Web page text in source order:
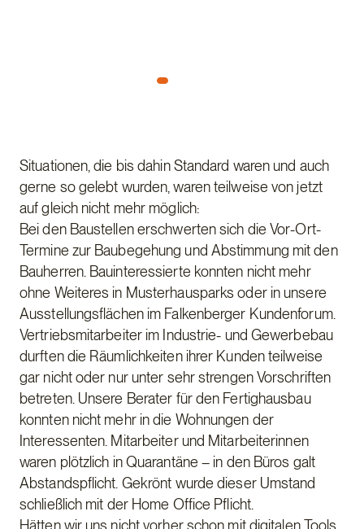
Situationen, die bis dahin Standard waren und auch
gerne so gelebt wurden, waren teilweise von jetzt
auf gleich nicht mehr möglich:
Bei den Baustellen erschwerten sich die Vor-Ort-
Termine zur Baubegehung und Abstimmung mit den
Bauherren. Bauinteressierte konnten nicht mehr
ohne Weiteres in Musterhausparks oder in unsere
Ausstellungsflächen im Falkenberger Kundenforum.
Vertriebsmitarbeiter im Industrie- und Gewerbebau
durften die Räumlichkeiten ihrer Kunden teilweise
gar nicht oder nur unter sehr strengen Vorschriften
betreten. Unsere Berater für den Fertighausbau
konnten nicht mehr in die Wohnungen der
Interessenten. Mitarbeiter und Mitarbeiterinnen
waren plötzlich in Quarantäne – in den Büros galt
Abstandspflicht. Gekrönt wurde dieser Umstand
schließlich mit der Home Office Pflicht.
Hätten wir uns nicht vorher schon mit digitalen Tools